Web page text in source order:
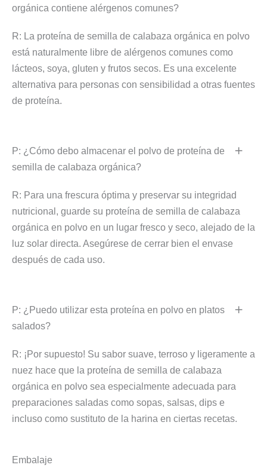
orgánica contiene alérgenos comunes?
R: La proteína de semilla de calabaza orgánica en polvo
está naturalmente libre de alérgenos comunes como
lácteos, soya, gluten y frutos secos. Es una excelente
alternativa para personas con sensibilidad a otras fuentes
de proteína.
P: ¿Cómo debo almacenar el polvo de proteína de
semilla de calabaza orgánica?
R: Para una frescura óptima y preservar su integridad
nutricional, guarde su proteína de semilla de calabaza
orgánica en polvo en un lugar fresco y seco, alejado de la
luz solar directa. Asegúrese de cerrar bien el envase
después de cada uso.
P: ¿Puedo utilizar esta proteína en polvo en platos
salados?
R: ¡Por supuesto! Su sabor suave, terroso y ligeramente a
nuez hace que la proteína de semilla de calabaza
orgánica en polvo sea especialmente adecuada para
preparaciones saladas como sopas, salsas, dips e
incluso como sustituto de la harina en ciertas recetas.
Embalaje